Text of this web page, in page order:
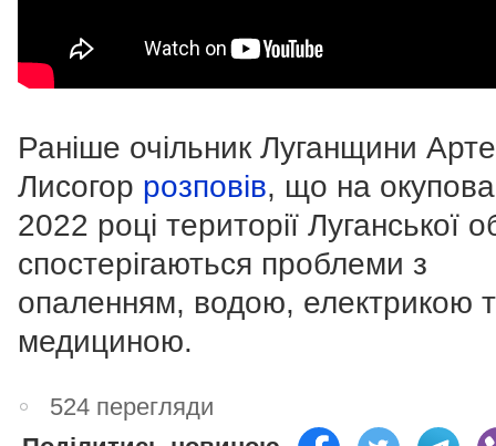
Раніше очільник Луганщини
Лисогор розповів, що на
2022 році території Луганської
спостерігаються проблеми з
опаленням, водою, електрикою
медициною.
524 перегляди